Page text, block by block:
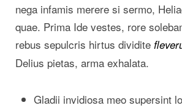
nega infamis merere si sermo,
quae. Prima Ide vestes, rore
rebus sepulcris hirtus dividite
Delius pietas, arma exhalata.
Gladii invidiosa meo supersint